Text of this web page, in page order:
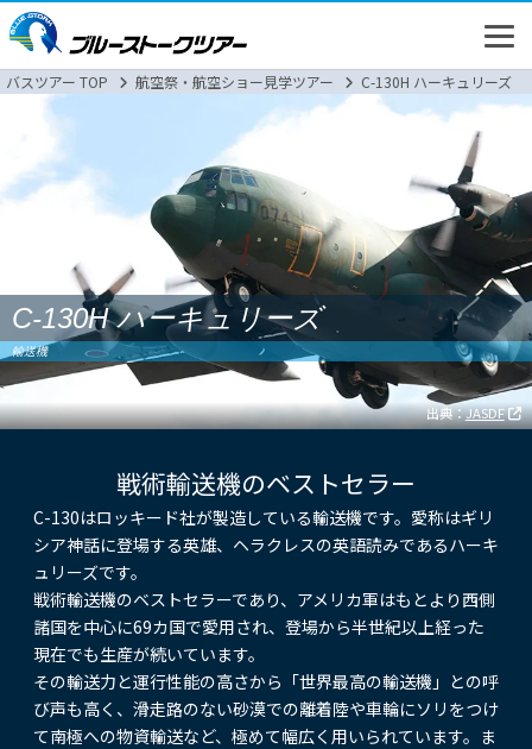
バスツアー
新幹線
バスツアー TOP 航空祭・航空ショー見学ツアー C-130H ハーキュリーズ
C-130H ハーキュリーズ
輸送機
出典：JASDF
戦術輸送機のベストセラー
C-130はロッキード社が製造している輸送機です。愛称はギリ
シア神話に登場する英雄、ヘラクレスの英語読みであるハーキ
ュリーズです。
戦術輸送機のベストセラーであり、アメリカ軍はもとより西側
諸国を中心に69カ国で愛用され、登場から半世紀以上経った
現在でも生産が続いています。
その輸送力と運行性能の高さから「世界最高の輸送機」との呼
び声も高く、滑走路のない砂漠での離着陸や車輪にソリをつけ
て南極への物資輸送など、極めて幅広く用いられています。ま